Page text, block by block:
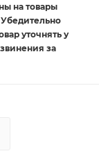
на товары
Убедительно
уточнять у
за